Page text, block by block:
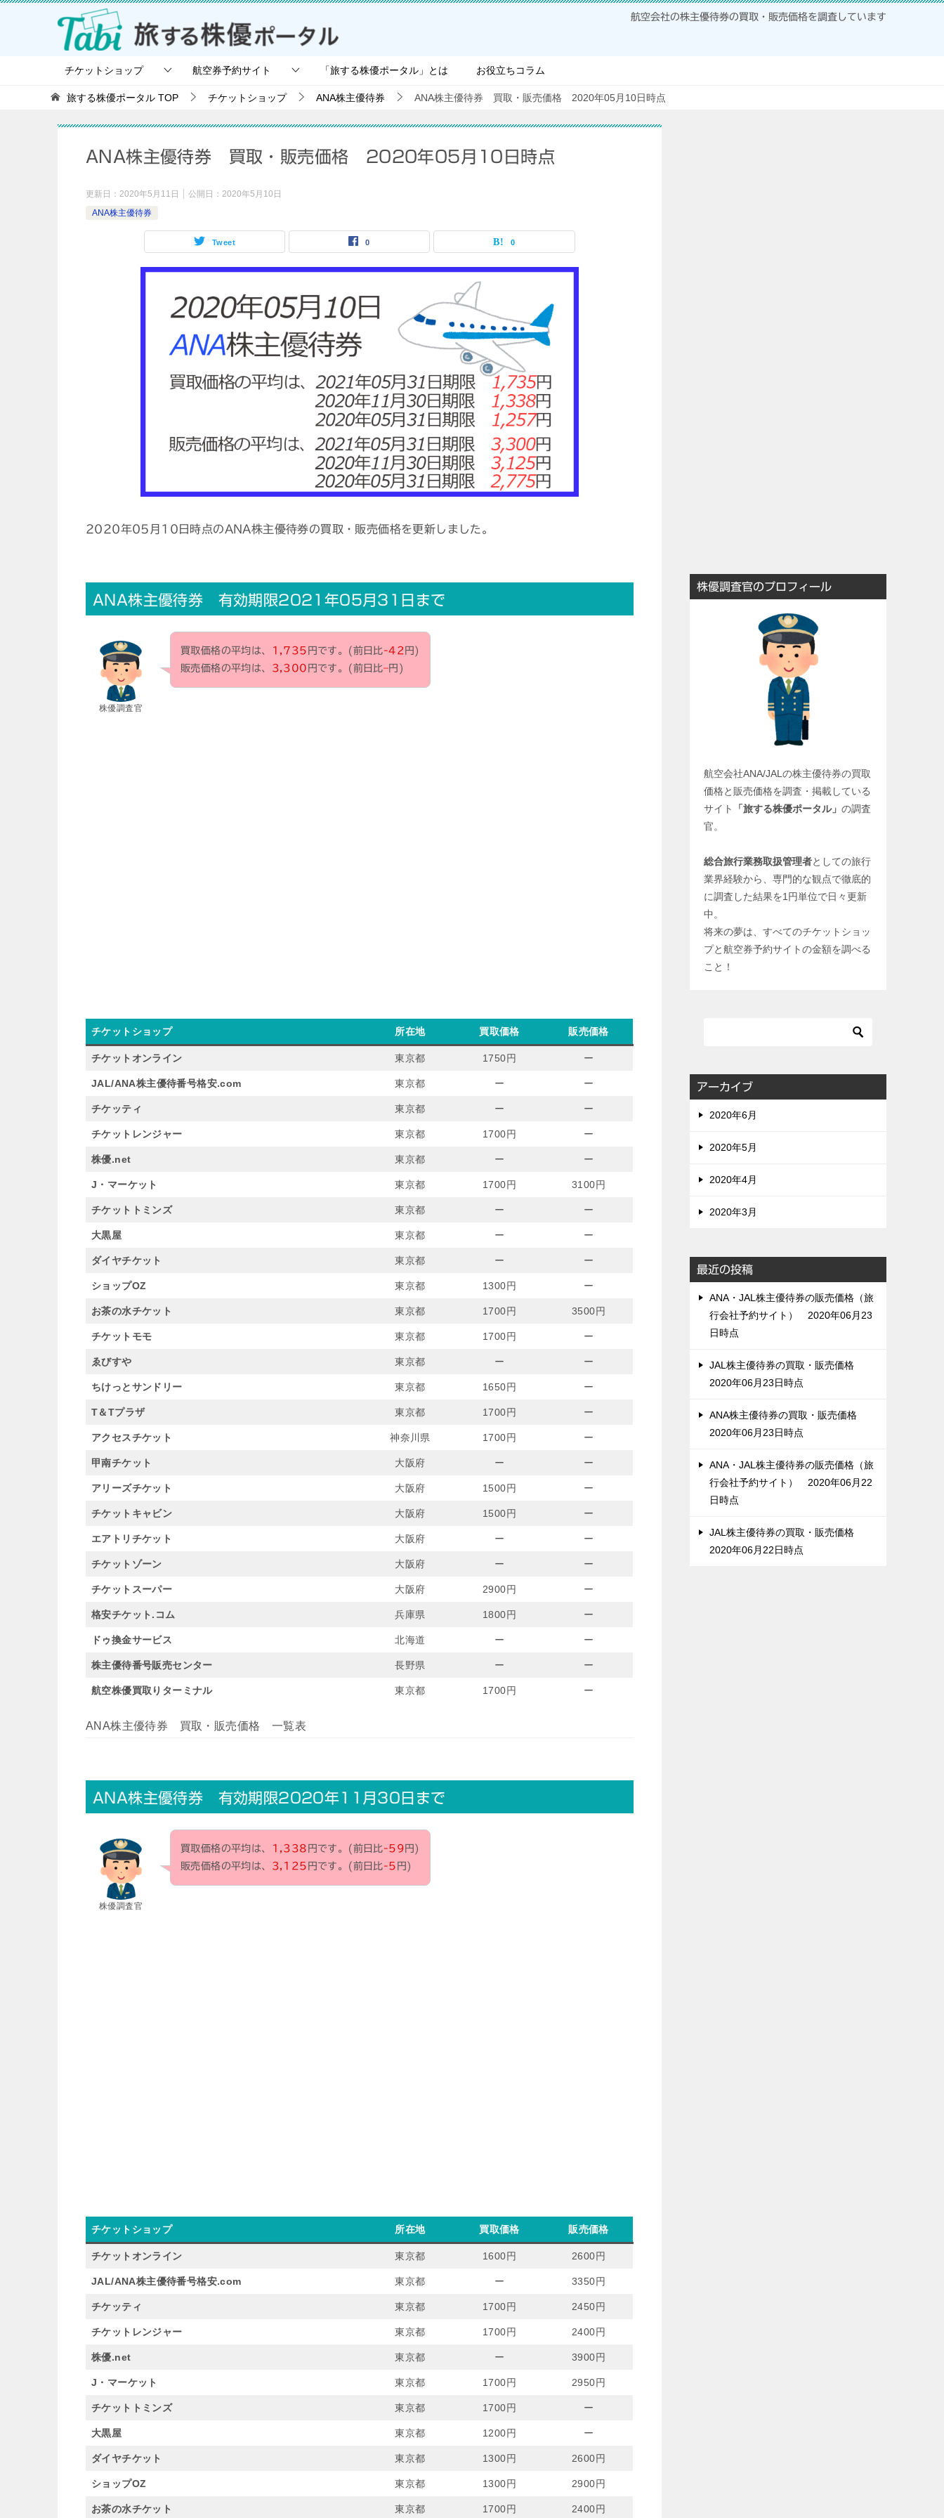
航空会社の株主優待券の買取・販売価格を調査しています
チケットショップ 航空券予約サイト 「旅する株優ポータル」とは お役立ちコラム
旅する株優ポータル TOP チケットショップ ANA株主優待券 ANA株主優待券 買取・販売価格 2020年05月10日時点
ANA株主優待券 買取・販売価格 2020年05月10日時点
更新日： 2020年5月11日 公開日： 2020年5月10日
ANA株主優待券
Tweet 0 0
2020年05月10日時点のANA株主優待券の買取・販売価格を更新しました。
ANA株主優待券 有効期限2021年05月31日まで
株優調査官
買取価格の平均は、 1,735 円です。(前日比-42 円)
販売価格の平均は、 3,300 円です。(前日比–円)
チケットショップ 所在地 買取価格 販売価格
チケットオンライン 東京都 1750円 ー
JAL/ANA株主優待番号格安.com 東京都 ー ー
チケッティ 東京都 ー ー
チケットレンジャー 東京都 1700円 ー
株優.net 東京都 ー ー
J・マーケット 東京都 1700円 3100円
チケットトミンズ 東京都 ー ー
大黒屋 東京都 ー ー
ダイヤチケット 東京都 ー ー
ショップOZ 東京都 1300円 ー
お茶の水チケット 東京都 1700円 3500円
チケットモモ 東京都 1700円 ー
ゑびすや 東京都 ー ー
ちけっとサンドリー 東京都 1650円 ー
T＆Tプラザ 東京都 1700円 ー
アクセスチケット 神奈川県 1700円 ー
甲南チケット 大阪府 ー ー
アリーズチケット 大阪府 1500円 ー
チケットキャビン 大阪府 1500円 ー
エアトリチケット 大阪府 ー ー
チケットゾーン 大阪府 ー ー
チケットスーパー 大阪府 2900円 ー
格安チケット.コム 兵庫県 1800円 ー
ドゥ換金サービス 北海道 ー ー
株主優待番号販売センター 長野県 ー ー
航空株優買取りターミナル 東京都 1700円 ー
ANA株主優待券 買取・販売価格 一覧表
ANA株主優待券 有効期限2020年11月30日まで
株優調査官
買取価格の平均は、 1,338 円です。(前日比-59 円)
販売価格の平均は、 3,125 円です。(前日比-5 円)
チケットショップ 所在地 買取価格 販売価格
チケットオンライン 東京都 1600円 2600円
JAL/ANA株主優待番号格安.com 東京都 ー 3350円
チケッティ 東京都 1700円 2450円
チケットレンジャー 東京都 1700円 2400円
株優.net 東京都 ー 3900円
J・マーケット 東京都 1700円 2950円
チケットトミンズ 東京都 1700円 ー
大黒屋 東京都 1200円 ー
ダイヤチケット 東京都 1300円 2600円
ショップOZ 東京都 1300円 2900円
お茶の水チケット 東京都 1700円 2400円
株優調査官のプロフィール
航空会社ANA/JALの株主優待券の買取
価格と販売価格を調査・掲載している
サイト
「旅する株優ポータル」 の調査
官。
総合旅行業務取扱管理者としての旅行
業界経験から、専門的な観点で徹底的
に調査した結果を1円単位で日々更新
中。
将来の夢は、すべてのチケットショッ
プと航空券予約サイトの金額を調べる
こと！
アーカイブ
2020年6月
2020年5月
2020年4月
2020年3月
最近の投稿
ANA・JAL株主優待券の販売価格（旅
行会社予約サイト） 2020年06月23
日時点
JAL株主優待券の買取・販売価格
2020年06月23日時点
ANA株主優待券の買取・販売価格
2020年06月23日時点
ANA・JAL株主優待券の販売価格（旅
行会社予約サイト） 2020年06月22
日時点
JAL株主優待券の買取・販売価格
2020年06月22日時点